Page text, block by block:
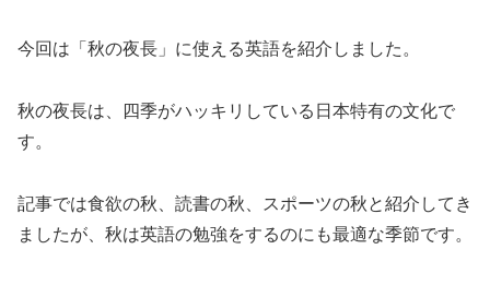
今回は「秋の夜長」に使える英語を紹介しました。
秋の夜長は、四季がハッキリしている日本特有の文化で
す。
記事では食欲の秋、読書の秋、スポーツの秋と紹介してき
ましたが、秋は英語の勉強をするのにも最適な季節です。